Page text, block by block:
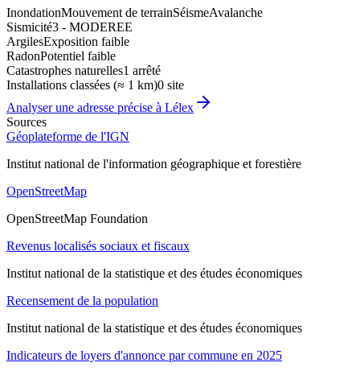
InondationMouvement de terrainSéismeAvalanche
Sismicité3 - MODEREE
ArgilesExposition faible
RadonPotentiel faible
Catastrophes naturelles1 arrêté
Installations classées (≈ 1 km)0 site
Analyser une adresse précise à Lélex
Sources
Géoplateforme de l'IGN
Institut national de l'information géographique et forestière
OpenStreetMap
OpenStreetMap Foundation
Revenus localisés sociaux et fiscaux
Institut national de la statistique et des études économiques
Recensement de la population
Institut national de la statistique et des études économiques
Indicateurs de loyers d'annonce par commune en 2025